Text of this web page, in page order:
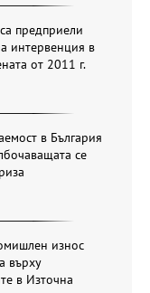
предприели
интервенция в
от 2011 г.
в България
се
износ
върху
в Източна